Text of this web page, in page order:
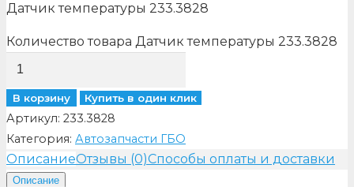
Датчик температуры 233.3828
Количество товара Датчик температуры 233.3828
В корзину Купить в один клик
Артикул: 233.3828
Категория: Автозапчасти ГБО
ОписаниеОтзывы (0)Способы оплаты и доставки
Описание